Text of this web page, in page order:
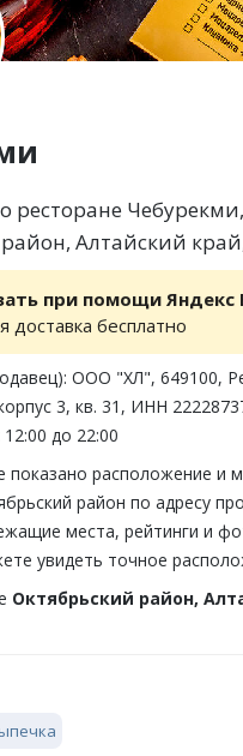
Алтайский
при помощи Яндекс
доставка бесплатно
ООО "ХЛ", 649100,
3, кв. 31, ИНН
до 22:00
показано расположение и
район по адресу
места, рейтинги и
увидеть точное
Октябрьский район,